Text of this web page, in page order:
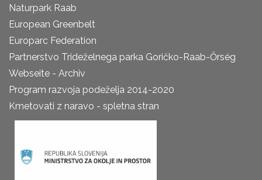
Naturpark Raab
European Greenbelt
Europarc Federation
Partnerstvo Trideželnega parka Goričko-Raab-Őrség
Webseite - Archiv
Program razvoja podeželja 2014-2020
Kmetovati z naravo - spletna stran